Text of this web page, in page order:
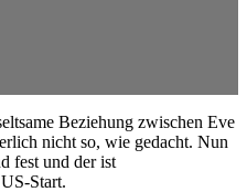
Beziehung zwischen Eve
nicht so, wie gedacht. Nun
fest und der ist
Start.